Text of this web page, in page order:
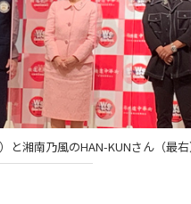
と湘南乃風のHAN-KUNさん（最